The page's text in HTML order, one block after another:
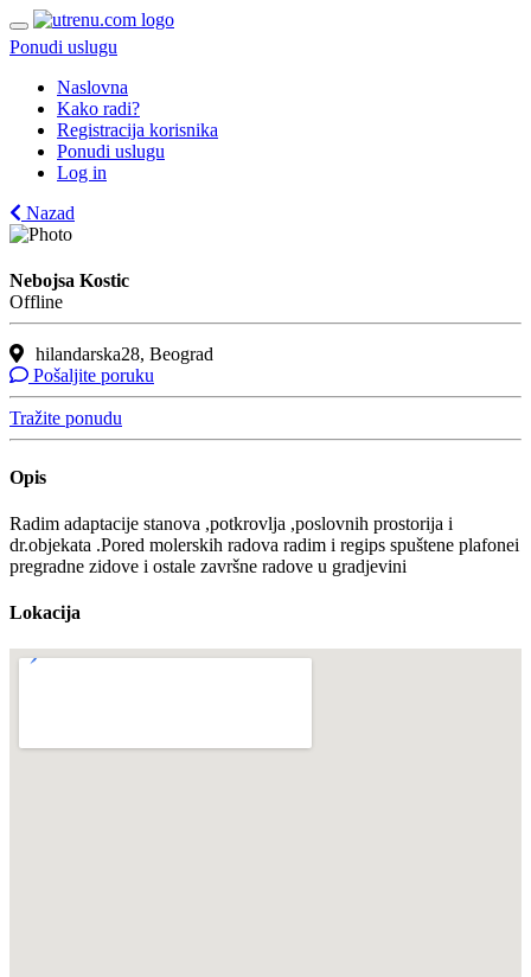
Ponudi uslugu
Naslovna
Kako radi?
Registracija korisnika
Ponudi uslugu
Log in
Nazad
Nebojsa Kostic
Offline
hilandarska28, Beograd
Pošaljite poruku
Tražite ponudu
Opis
Radim adaptacije stanova ,potkrovlja ,poslovnih prostorija i
dr.objekata .Pored molerskih radova radim i regips spuštene plafonei
pregradne zidove i ostale završne radove u gradjevini
Lokacija